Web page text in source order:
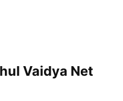
Vaidya Net